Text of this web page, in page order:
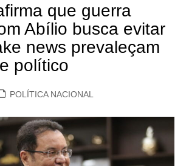
que guerra
Abílio busca evitar
news prevaleçam
político
POLÍTICA NACIONAL